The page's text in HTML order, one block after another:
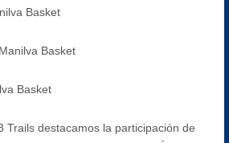
Basket
Basket
Basket
Trails destacamos la participación de